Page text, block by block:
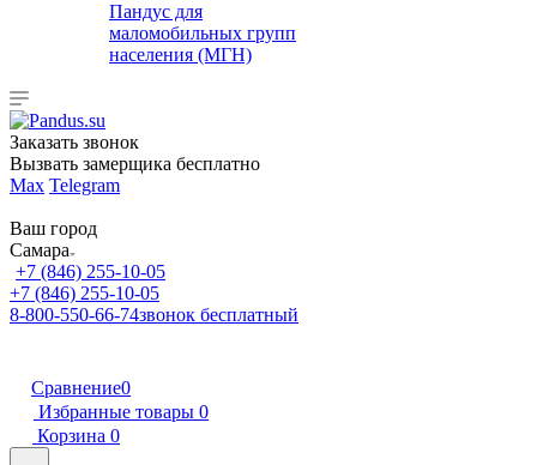
Пандус для
маломобильных групп
населения (МГН)
Заказать звонок
Вызвать замерщика бесплатно
Max Telegram
Ваш город
Самара
+7 (846) 255-10-05
+7 (846) 255-10-05
8-800-550-66-74звонок бесплатный
Сравнение0
Избранные товары 0
Корзина 0